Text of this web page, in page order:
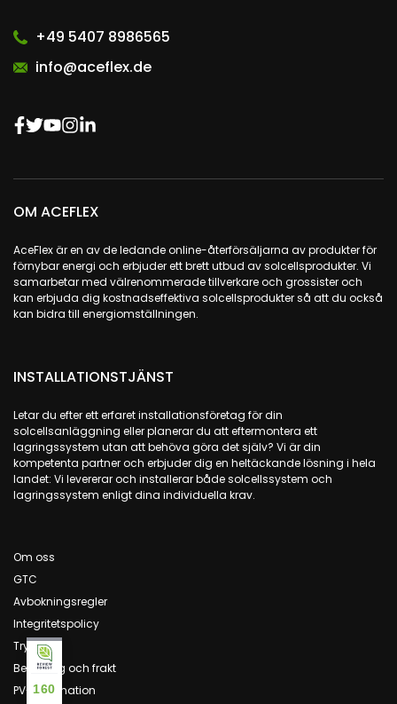
+49 5407 8986565
info@aceflex.de
OM ACEFLEX
AceFlex är en av de ledande online-återförsäljarna av produkter för
förnybar energi och erbjuder ett brett utbud av solcellsprodukter. Vi
samarbetar med välrenommerade tillverkare och grossister och
kan erbjuda dig kostnadseffektiva solcellsprodukter så att du också
kan bidra till energiomställningen.
INSTALLATIONSTJÄNST
Letar du efter ett erfaret installationsföretag för din
solcellsanläggning eller planerar du att eftermontera ett
lagringssystem utan att behöva göra det själv? Vi är din
kompetenta partner och erbjuder dig en heltäckande lösning i hela
landet: Vi levererar och installerar både solcellssystem och
lagringssystem enligt dina individuella krav.
Om oss
GTC
Avbokningsregler
Integritetspolicy
Tryck
Betalning och frakt
PV-information
160